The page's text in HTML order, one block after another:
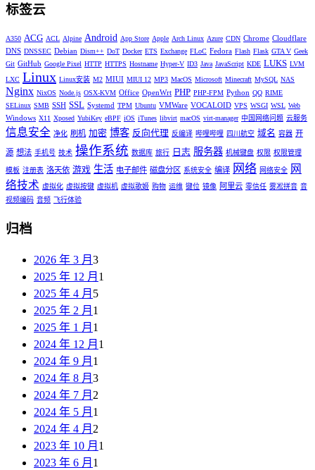
标签云
A350 ACG ACL Alpine Android App Store Apple Arch Linux Azure CDN Chrome Cloudflare
DNS DNSSEC Debian Dism++ DoT Docker ETS Exchange FLoC Fedora Flash Flask GTA V Geek
Git GitHub Google Pixel HTTP HTTPS Hostname Hyper-V ID3 Java JavaScript KDE LUKS LVM
LXC Linux Linux安装 M2 MIUI MIUI 12 MP3 MacOS Microsoft Minecraft MySQL NAS
Nginx NixOS Node.js OSX-KVM Office OpenWrt PHP PHP-FPM Python QQ RIME
SELinux SMB SSH SSL Systemd TPM Ubuntu VMWare VOCALOID VPS WSGI WSL Web
Windows X11 Xposed YubiKey eBPF iOS iTunes libvirt macOS virt-manager 中国网络问题 云服务
信息安全 净化 刷机 加密 博客 反向代理 反编译 哔哩哔哩 四川航空 域名 容器 开
源 想法 手机号 技术 操作系统 数据库 旅行 日志 服务器 机械键盘 权限 权限管理
模板 注册表 洛天依 游戏 生活 电子邮件 磁盘分区 系统安全 编译 网络 网络安全
网
络技术 虚拟化 虚拟按键 虚拟机 虚拟歌姬 购物 运维 键位 镜像 阿里云 零信任 雾凇拼音 音
视频编码 音频 飞行体验
归档
2026 年 3 月 3
2025 年 12 月 1
2025 年 4 月 5
2025 年 2 月 1
2025 年 1 月 1
2024 年 12 月 1
2024 年 9 月 1
2024 年 8 月 3
2024 年 7 月 2
2024 年 5 月 1
2024 年 4 月 2
2023 年 10 月 1
2023 年 6 月 1